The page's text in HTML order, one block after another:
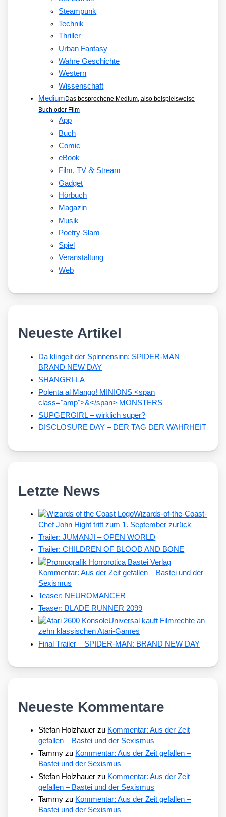
Steampunk
Technik
Thriller
Urban Fantasy
Wahre Geschichte
Western
Wissenschaft
Medium Das besprochene Medium, also beispielsweise
Buch oder Film
App
Buch
Comic
eBook
Film, TV&Stream
Gadget
Hörbuch
Magazin
Musik
Poetry-Slam
Spiel
Veranstaltung
Web
Neueste Artikel
Da klingelt der Spinnensinn: SPIDER-MAN –
BRAND NEW DAY
SHANGRI-LA
Polenta al Mango! MINIONS <span
class="amp">&</span> MONSTERS
SUPGERGIRL – wirklich super?
DISCLOSURE DAY – DER TAG DER WAHRHEIT
Letzte News
Wizards-of-the-Coast-
Chef John Hight tritt zum 1. September zurück
Trailer: JUMANJI – OPEN WORLD
Trailer: CHILDREN OF BLOOD AND BONE
Kommentar: Aus der Zeit gefallen – Bastei und der
Sexismus
Teaser: NEUROMANCER
Teaser: BLADE RUNNER 2099
Universal kauft Filmrechte an
zehn klassischen Atari-Games
Final Trailer – SPIDER-MAN: BRAND NEW DAY
Neueste Kommentare
Stefan Holzhauer zu Kommentar: Aus der Zeit
gefallen – Bastei und der Sexismus
Tammy zu Kommentar: Aus der Zeit gefallen –
Bastei und der Sexismus
Stefan Holzhauer zu Kommentar: Aus der Zeit
gefallen – Bastei und der Sexismus
Tammy zu Kommentar: Aus der Zeit gefallen –
Bastei und der Sexismus